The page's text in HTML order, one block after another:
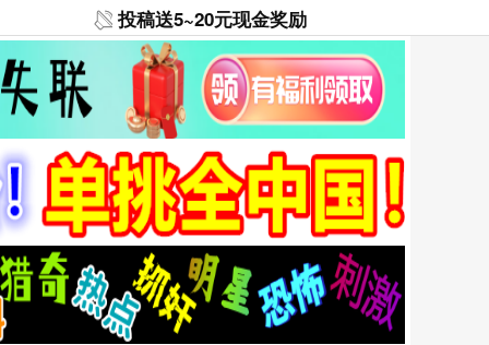
投稿送5~20元现金奖励